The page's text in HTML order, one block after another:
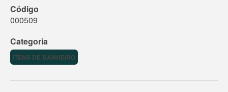
Código
000509
Categoria
ITENS DE BANHEIRO